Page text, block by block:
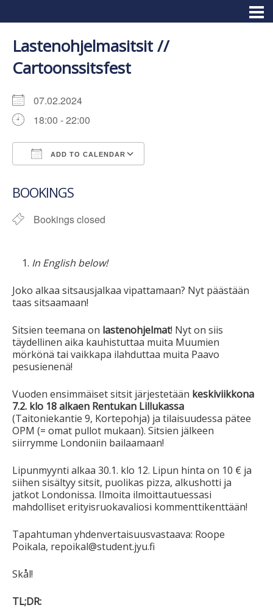
Lastenohjelmasitsit //
Cartoonssitsfest
07.02.2024
18:00 - 22:00
ADD TO CALENDAR
BOOKINGS
Bookings closed
In English below!
Joko alkaa sitsausjalkaa vipattamaan? Nyt päästään
taas sitsaamaan!
Sitsien teemana on lastenohjelmat! Nyt on siis
täydellinen aika kauhistuttaa muita Muumien
mörkönä tai vaikkapa ilahduttaa muita Paavo
pesusienenä!
Vuoden ensimmäiset sitsit järjestetään keskiviikkona
7.2. klo 18 alkaen Rentukan Lillukassa
(Taitoniekantie 9, Kortepohja) ja tilaisuudessa pätee
OPM (= omat pullot mukaan). Sitsien jälkeen
siirrymme Londoniin bailaamaan!
Lipunmyynti alkaa 30.1. klo 12. Lipun hinta on 10 € ja
siihen sisältyy sitsit, puolikas pizza, alkushotti ja
jatkot Londonissa. Ilmoita ilmoittautuessasi
mahdolliset erityisruokavaliosi kommenttikenttään!
Tapahtuman yhdenvertaisuusvastaava: Roope
Poikala, repoikal@student.jyu.fi
Skål!
TL;DR: